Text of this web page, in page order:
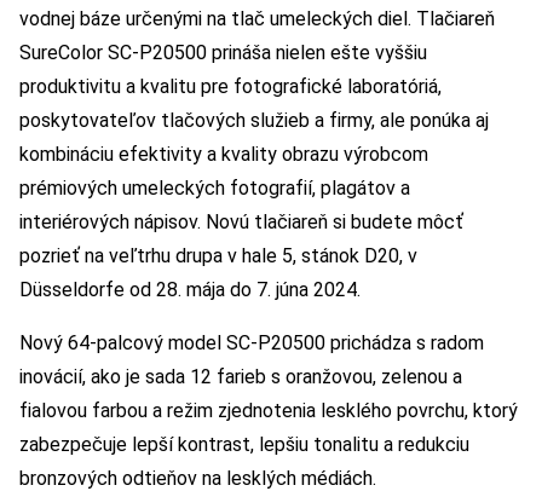
vodnej báze určenými na tlač umeleckých diel. Tlačiareň
SureColor SC-P20500 prináša nielen ešte vyššiu
produktivitu a kvalitu pre fotografické laboratóriá,
poskytovateľov tlačových služieb a firmy, ale ponúka aj
kombináciu efektivity a kvality obrazu výrobcom
prémiových umeleckých fotografií, plagátov a
interiérových nápisov. Novú tlačiareň si budete môcť
pozrieť na veľtrhu drupa v hale 5, stánok D20, v
Düsseldorfe od 28. mája do 7. júna 2024.
Nový 64-palcový model SC-P20500 prichádza s radom
inovácií, ako je sada 12 farieb s oranžovou, zelenou a
fialovou farbou a režim zjednotenia lesklého povrchu, ktorý
zabezpečuje lepší kontrast, lepšiu tonalitu a redukciu
bronzových odtieňov na lesklých médiách.